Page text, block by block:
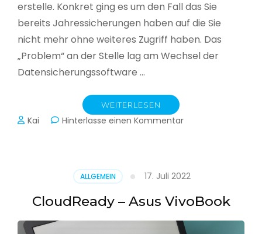
erstelle. Konkret ging es um den Fall das Sie
bereits Jahressicherungen haben auf die Sie
nicht mehr ohne weiteres Zugriff haben. Das
„Problem“ an der Stelle lag am Wechsel der
Datensicherungssoftware …
WEITERLESEN
Kai Hinterlasse einen Kommentarzu
Jahressicherung
ALLGEMEIN 17. Juli 2022
CloudReady – Asus VivoBook